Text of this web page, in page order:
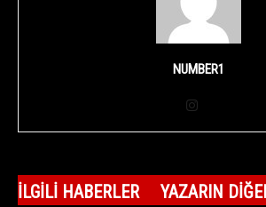
NUMBER1
İLGILI HABERLER YAZARIN